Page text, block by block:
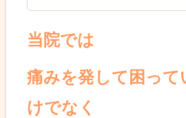
当院では
痛みを発して困って
けでなく